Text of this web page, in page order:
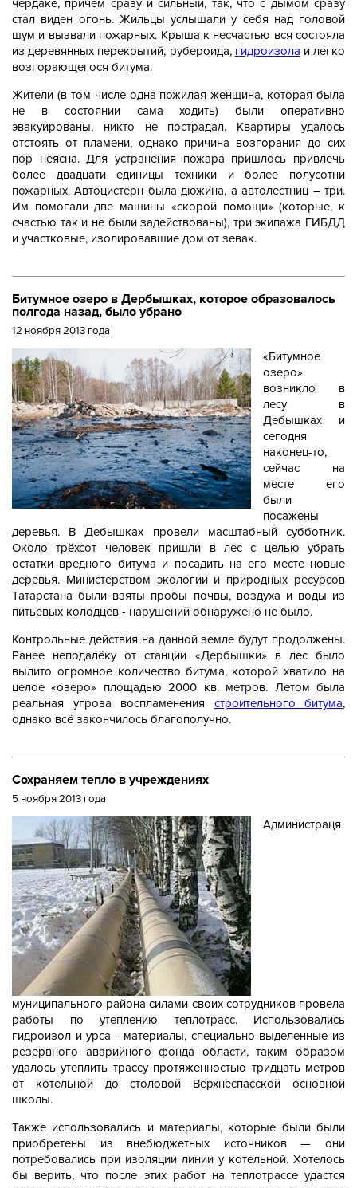
чердаке, причём сразу и сильный, так, что с дымом сразу
стал виден огонь. Жильцы услышали у себя над головой
шум и вызвали пожарных. Крыша к несчастью вся состояла
из деревянных перекрытий, рубероида, гидроизола и легко
возгорающегося битума.
Жители (в том числе одна пожилая женщина, которая была
не в состоянии сама ходить) были оперативно
эвакуированы, никто не пострадал. Квартиры удалось
отстоять от пламени, однако причина возгорания до сих
пор неясна. Для устранения пожара пришлось привлечь
более двадцати единицы техники и более полусотни
пожарных. Автоцистерн была дюжина, а автолестниц – три.
Им помогали две машины «скорой помощи» (которые, к
счастью так и не были задействованы), три экипажа ГИБДД
и участковые, изолировавшие дом от зевак.
Битумное озеро в Дербышках, которое образовалось
полгода назад, было убрано
12 ноября 2013 года
«Битумное
озеро»
возникло в
лесу в
Дебышках и
сегодня
наконец-то,
сейчас на
месте его
были
посажены
деревья. В Дебышках провели масштабный субботник.
Около трёхсот человек пришли в лес с целью убрать
остатки вредного битума и посадить на его месте новые
деревья. Министерством экологии и природных ресурсов
Татарстана были взяты пробы почвы, воздуха и воды из
питьевых колодцев - нарушений обнаружено не было.
Контрольные действия на данной земле будут продолжены.
Ранее неподалёку от станции «Дербышки» в лес было
вылито огромное количество битума, которой хватило на
целое «озеро» площадью 2000 кв. метров. Летом была
реальная угроза воспламенения строительного битума,
однако всё закончилось благополучно.
Сохраняем тепло в учреждениях
5 ноября 2013 года
Администраця
муниципального района силами своих сотрудников провела
работы по утеплению теплотрасс. Использовались
гидроизол и урса - материалы, специально выделенные из
резервного аварийного фонда области, таким образом
удалось утеплить трассу протяженностью тридцать метров
от котельной до столовой Верхнеспасской основной
школы.
Также использовались и материалы, которые были были
приобретены из внебюджетных источников — они
потребовались при изоляции линии у котельной. Хотелось
бы верить, что после этих работ на теплотрассе удастся